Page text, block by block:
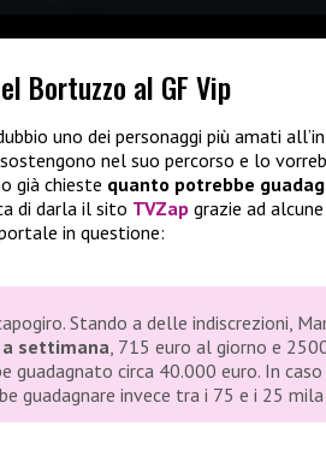
Bortuzzo al GF Vip
uno dei personaggi più amati
nel suo percorso e lo
già chieste quanto potrebbe
di darla il sito TVZap grazie ad alcune
in questione:
Stando a delle indiscrezioni,
a settimana, 715 euro al giorno e
guadagnato circa 40.000 euro. In caso
guadagnare invece tra i 75 e i 25 mila